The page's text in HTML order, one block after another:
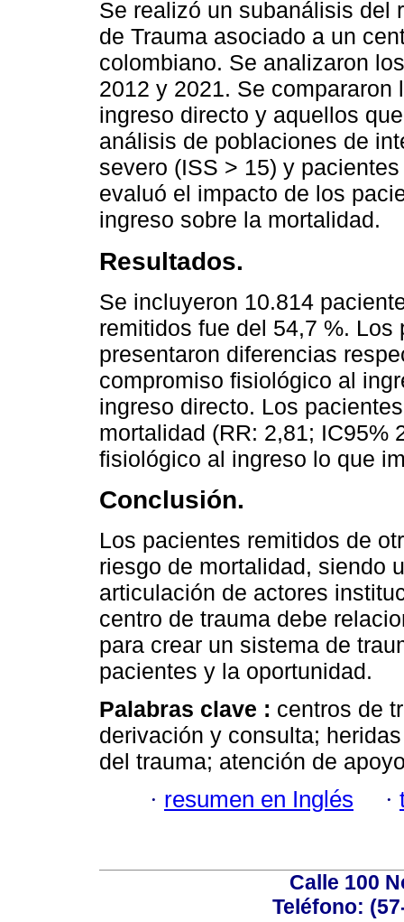
Se realizó un subanálisis del
de Trauma asociado a un
colombiano. Se analizaron
2012 y 2021. Se
ingreso directo y aquellos
análisis de poblaciones de
severo (ISS > 15) y
evaluó el impacto de los
ingreso sobre la mortalidad.
Resultados.
Se incluyeron 10.814
remitidos fue del 54,7 %.
presentaron diferencias
compromiso fisiológico al
ingreso directo. Los
mortalidad (RR: 2,81; IC95%
fisiológico al ingreso lo que
Conclusión.
Los pacientes remitidos de
riesgo de mortalidad, siendo
articulación de actores
centro de trauma debe
para crear un sistema de
pacientes y la oportunidad.
Palabras clave : centros de
derivación y consulta;
del trauma; atención de
· resumen en Inglés ·
Calle 100
Teléfono: